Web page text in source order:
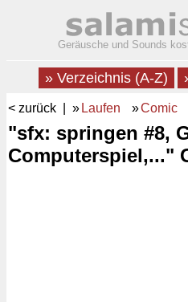
Geräusche und Sounds
» Verzeichnis (A-Z)
< zurück | » Laufen »Comic
"sfx: springen #8,
Computerspiel,..."